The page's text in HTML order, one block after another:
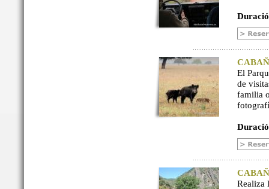
El
de
familia
Realiza